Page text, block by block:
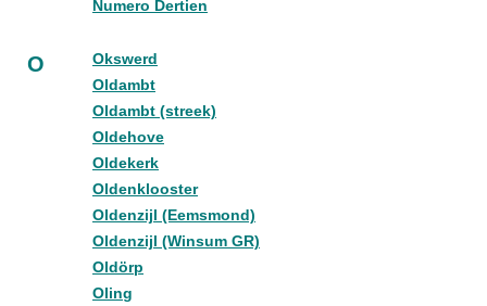
Numero Dertien
O
Okswerd
Oldambt
Oldambt (streek)
Oldehove
Oldekerk
Oldenklooster
Oldenzijl (Eemsmond)
Oldenzijl (Winsum GR)
Oldörp
Oling